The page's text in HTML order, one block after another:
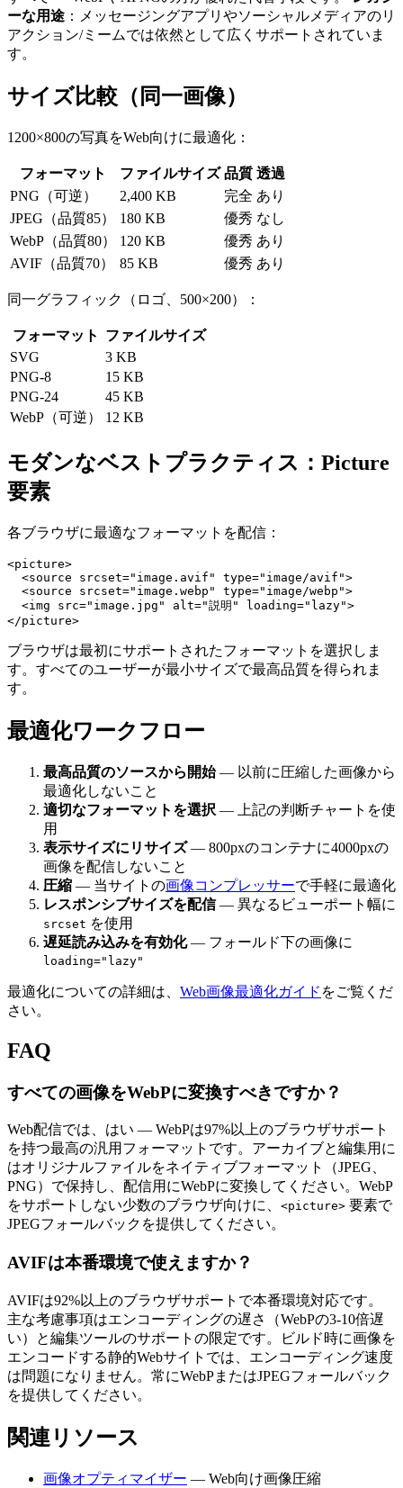
ーな用途 ：メッセージングアプリやソーシャルメディアのリ
アクション/ミームでは依然として広くサポートされていま
す。
サイズ比較（同一画像）
1200×800の写真をWeb向けに最適化：
フォーマット ファイルサイズ 品質 透過
PNG（可逆）
2,400 KB 完全 あり
JPEG（品質85）
180 KB 優秀 なし
WebP（品質80）
120 KB 優秀 あり
AVIF（品質70）
85 KB 優秀 あり
同一グラフィック（ロゴ、500×200）：
フォーマット
ファイルサイズ
SVG
3 KB
PNG-8
15 KB
PNG-24
45 KB
WebP（可逆）
12 KB
モダンなベストプラクティス：Picture
要素
各ブラウザに最適なフォーマットを配信：
<picture>
  <source srcset="image.avif" type="image/avif">
  <source srcset="image.webp" type="image/webp">
  <img src="image.jpg" alt="説明" loading="lazy">
ブラウザは最初にサポートされたフォーマットを選択しま
す。すべてのユーザーが最小サイズで最高品質を得られま
す。
最適化ワークフロー
最高品質のソースから開始— 以前に圧縮した画像から
最適化しないこと
適切なフォーマットを選択 — 上記の判断チャートを使
用
表示サイズにリサイズ— 800pxのコンテナに4000pxの
画像を配信しないこと
圧縮 — 当サイトの画像コンプレッサーで手軽に最適化
レスポンシブサイズを配信— 異なるビューポート幅に
srcset を使用
遅延読み込みを有効化— フォールド下の画像に
loading="lazy"
最適化についての詳細は、 Web画像最適化ガイド をご覧くだ
さい。
FAQ
すべての画像をWebPに変換すべきですか？
Web配信では、はい — WebPは97%以上のブラウザサポート
を持つ最高の汎用フォーマットです。アーカイブと編集用に
はオリジナルファイルをネイティブフォーマット（JPEG、
PNG）で保持し、配信用にWebPに変換してください。WebP
をサポートしない少数のブラウザ向けに、 <picture> 要素で
JPEGフォールバックを提供してください。
AVIFは本番環境で使えますか？
AVIFは92%以上のブラウザサポートで本番環境対応です。
主な考慮事項はエンコーディングの遅さ（WebPの3-10倍遅
い）と編集ツールのサポートの限定です。ビルド時に画像を
エンコードする静的Webサイトでは、エンコーディング速度
は問題になりません。常にWebPまたはJPEGフォールバック
を提供してください。
関連リソース
画像オプティマイザー — Web向け画像圧縮